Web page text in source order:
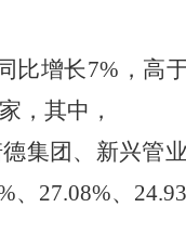
比增长7% ， 高
家，其中，
集团、新兴管
、 27.08%、